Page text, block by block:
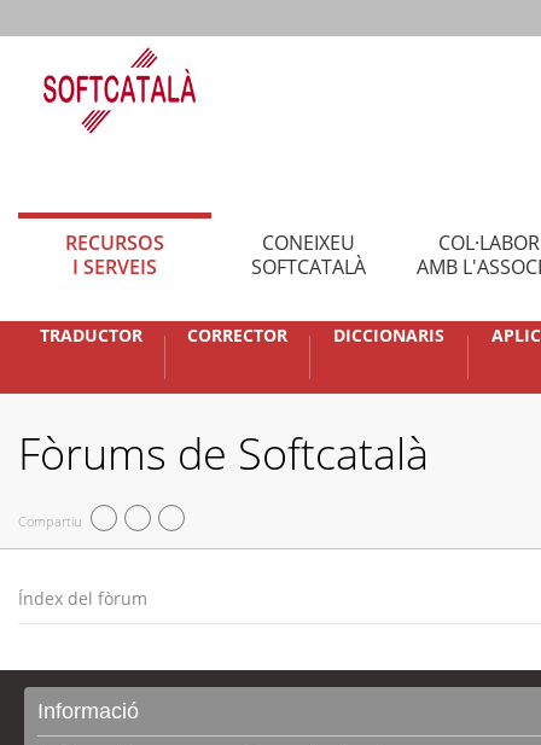
RECURSOS
I SERVEIS
CONEIXEU
SOFTCATALÀ
AMB
TRADUCTOR CORRECTOR DICCIONARIS
Fòrums de Softcatalà
Compartiu
Índex del fòrum
Informació